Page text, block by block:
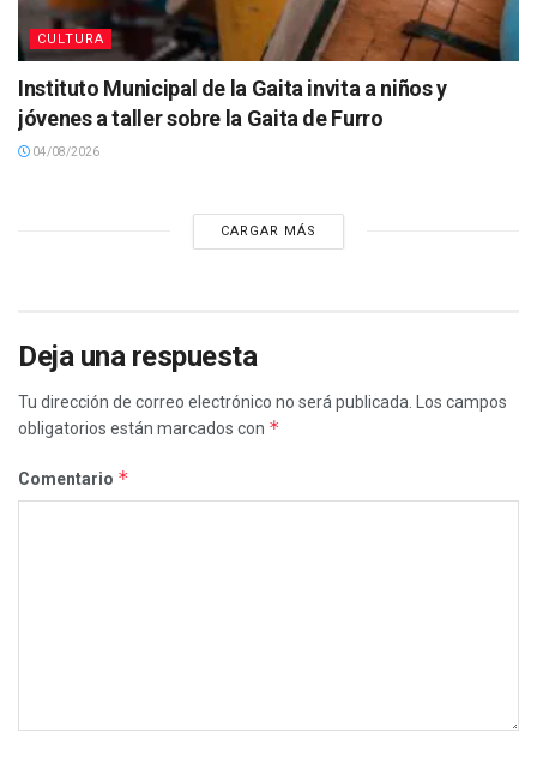
CULTURA
Instituto Municipal de la Gaita invita a niños y
jóvenes a taller sobre la Gaita de Furro
04/08/2026
CARGAR MÁS
Deja una respuesta
Tu dirección de correo electrónico no será publicada.
Los campos
obligatorios están marcados con *
Comentario *